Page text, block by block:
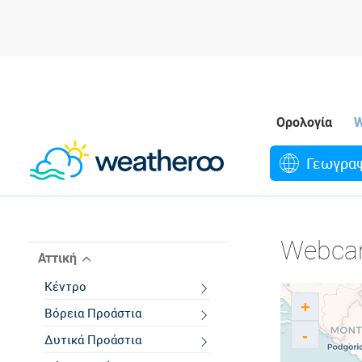
Ορολογία
Αττική
Κέντρο
Βόρεια Προάστια
Δυτικά Προάστια
+
-